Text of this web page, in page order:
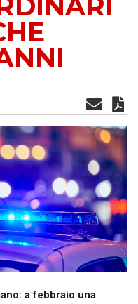
a febbraio una